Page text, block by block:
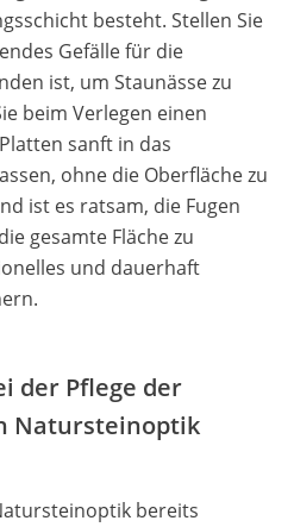
besteht. Stellen Sie
Gefälle für die
ist, um Staunässe zu
beim Verlegen einen
sanft in das
ohne die Oberfläche zu
ist es ratsam, die Fugen
gesamte Fläche zu
und dauerhaft
der Pflege der
Natursteinoptik
bereits